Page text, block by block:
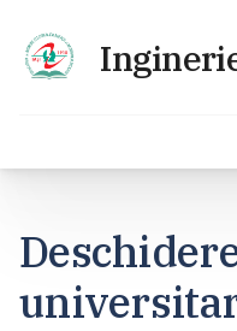
conținut